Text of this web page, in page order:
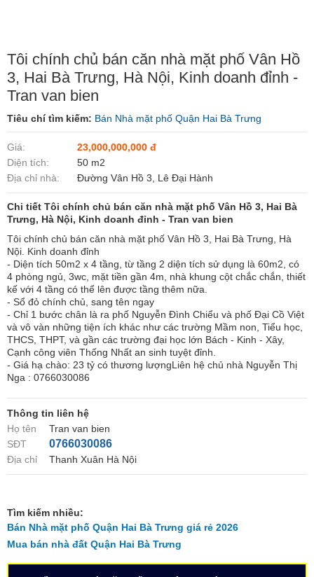
Tôi chính chủ bán căn nhà mặt phố Vân Hồ
3, Hai Bà Trưng, Hà Nội, Kinh doanh đỉnh -
Tran van bien
Tiêu chí tìm kiếm: Bán Nhà mặt phố Quận Hai Bà Trưng
Giá:
23,000,000,000 đ
Diện tích:
50 m2
Địa chỉ nhà:
Đường Vân Hồ 3, Lê Đại Hành
Chi tiết Tôi chính chủ bán căn nhà mặt phố Vân Hồ 3, Hai Bà
Trưng, Hà Nội, Kinh doanh đỉnh - Tran van bien
Tôi chính chủ bán căn nhà mặt phố Vân Hồ 3, Hai Bà Trưng, Hà
Nội. Kinh doanh đỉnh
- Diện tích 50m2 x 4 tầng, từ tầng 2 diện tích sử dụng là 60m2, có
4 phòng ngủ, 3wc, mặt tiền gần 4m, nhà khung cột chắc chắn, thiết
kế với 4 tầng có thể lên được tầng thêm nữa.
- Sổ đỏ chính chủ, sang tên ngay
- Chỉ 1 bước chân là ra phố Nguyễn Đình Chiểu và phố Đại Cồ Việt
và vô vàn những tiện ích khác như các trường Mầm non, Tiểu học,
THCS, THPT, và gần các trường đại học lớn Bách - Kinh - Xây,
Cạnh công viên Thống Nhất an sinh tuyệt đỉnh.
- Giá hạ chào: 23 tỷ có thương lượngLiên hệ chủ nhà Nguyễn Thị
Nga : 0766030086
Thông tin liên hệ
Họ tên
Tran van bien
SĐT
0766030086
Địa chỉ Thanh Xuân Hà Nội
Tìm kiếm nhiều:
Bán Nhà mặt phố Quận Hai Bà Trưng giá rẻ 2026
Mua bán nhà đất Quận Hai Bà Trưng